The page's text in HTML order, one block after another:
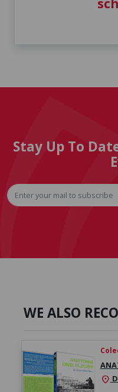
Stay Up To
WE ALSO
location_on